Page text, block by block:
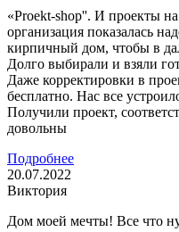
«Proekt-shop''. И проекты
организация показалась
кирпичный дом, чтобы в
Долго выбирали и взяли
Даже корректировки в
бесплатно. Нас все
Получили проект,
довольны
Подробнее
20.07.2022
Виктория
Дом моей мечты! Все что